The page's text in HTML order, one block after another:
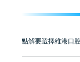
點解要選擇維港口